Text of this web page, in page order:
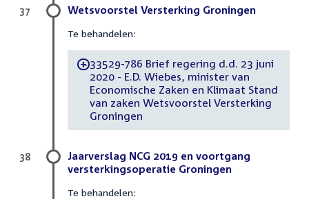
Wetsvoorstel Versterking Groningen
Te behandelen:
-33529-786 Brief regering d.d. 23 juni
2020 - E.D. Wiebes, minister van
Economische Zaken en Klimaat Stand
van zaken Wetsvoorstel Versterking
Groningen
37
Jaarverslag NCG 2019 en voortgang
versterkingsoperatie Groningen
Te behandelen:
38